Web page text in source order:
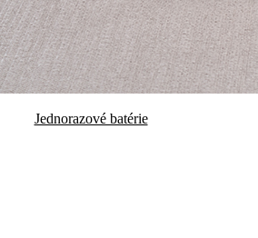
Jednorazové batérie